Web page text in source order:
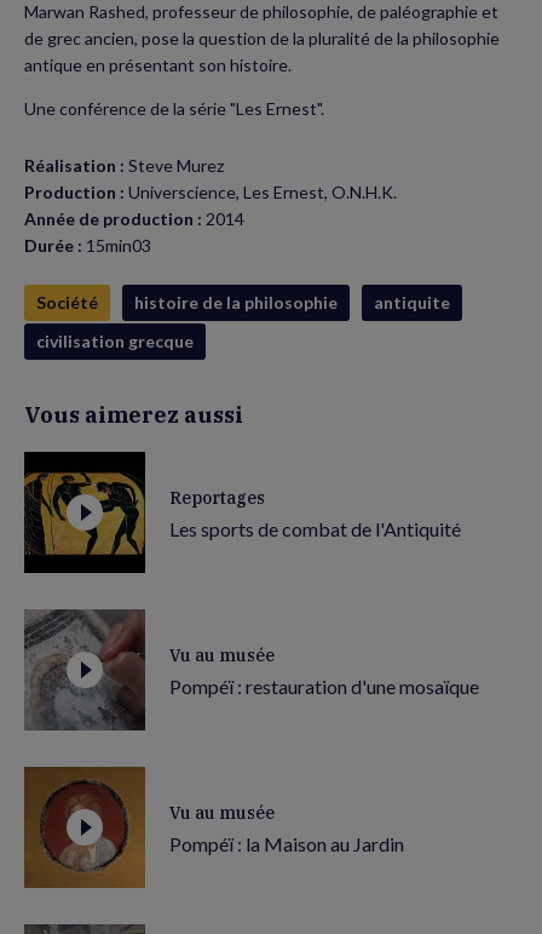
Facebook
(nouvelle
Twitter
(nouvelle
Marwan Rashed, professeur de philosophie, de paléographie et
de grec ancien, pose la question de la pluralité de la philosophie
antique en présentant son histoire.
Une conférence de la série "Les Ernest".
Réalisation : Steve Murez
Production : Universcience, Les Ernest, O.N.H.K.
Année de production : 2014
Durée : 15min03
Société histoire de la philosophie
antiquite
civilisation grecque
Vous aimerez aussi
Reportages
Les sports de combat de l'Antiquité
Vu au musée
Pompéï : restauration d'une mosaïque
Vu au musée
Pompéï : la Maison au Jardin